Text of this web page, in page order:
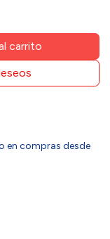
carrito
en compras desde